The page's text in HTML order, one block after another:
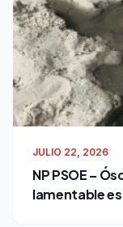
JULIO 22, 2026
NP PSOE –
lamentable